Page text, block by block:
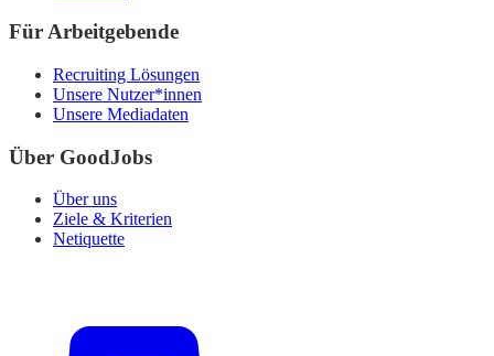
Für Arbeitgebende
Recruiting Lösungen
Unsere Nutzer*innen
Unsere Mediadaten
Über GoodJobs
Über uns
Ziele & Kriterien
Netiquette